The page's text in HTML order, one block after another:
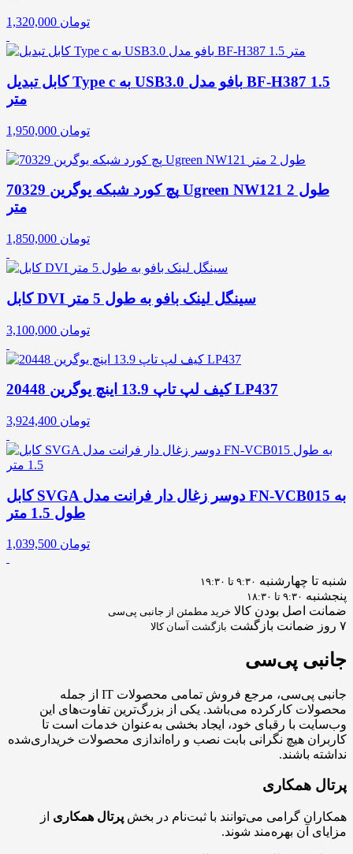
1,320,000 تومان
کابل تبدیل Type c به USB3.0 بافو مدل BF-H387 1.5
متر
1,950,000 تومان
پچ کورد شبکه یوگرین 70329 Ugreen NW121 طول 2
متر
1,850,000 تومان
کابل DVI سینگل لینک بافو به طول 5 متر
3,100,000 تومان
کیف لپ تاپ 13.9 اینچ یوگرین 20448 LP437
3,924,400 تومان
کابل SVGA دوسر زغال دار فرانت مدل FN-VCB015 به
طول 1.5 متر
1,039,500 تومان
شنبه تا چهارشنبه ۹:۳۰ تا ۱۹:۳۰
پنجشنبه ۹:۳۰ تا ۱۸:۳۰
ضمانت اصل بودن کالا خرید مطمئن از جانبی پی‌سی
۷ روز ضمانت بازگشت بازگشت آسان کالا
جانبی پی‌سی
جانبی پی‌سی، مرجع فروش تمامی محصولات IT از جمله
محصولات کارکرده می‌باشد. یکی از بزرگ‌ترین تفاوت‌های این
وب‌سایت با رقبای خود، ایجاد بخشی به‌عنوان خدمات است تا
کاربران هیچ نگرانی بابت نصب و راه‌اندازی محصولات خریداری‌شده
نداشته باشند.
پرتال همکاری
همکاران گرامی می‌توانند با ثبت‌نام در بخش پرتال همکاری از
مزایای آن بهره‌مند شوند.